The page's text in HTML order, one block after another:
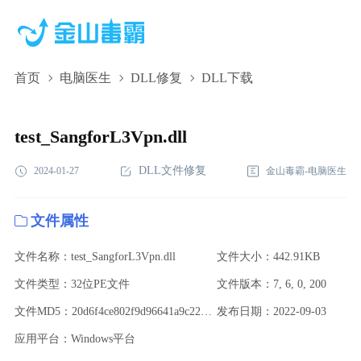
首页 电脑医生 DLL修复 DLL下载
test_SangforL3Vpn.dll,test_SangforL3Vpn.dll下
test_SangforL3Vpn.dll
2024-01-27 DLL文件修复 金山毒霸-电脑医生
文件属性
文件名称：test_SangforL3Vpn.dll 文件大小：442.91KB
文件类型：32位PE文件 文件版本：7, 6, 0, 200
文件MD5：20d6f4ce802f9d96641a9c22603a8576 发布日期：2022-09-03
应用平台：Windows平台